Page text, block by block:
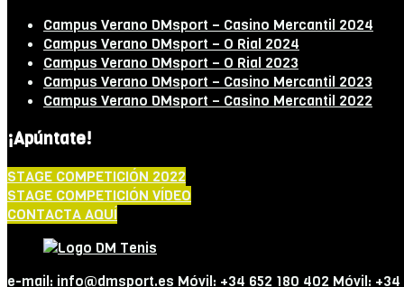
Campus Verano DMsport – Casino Mercantil 2024
Campus Verano DMsport – O Rial 2024
Campus Verano DMsport – O Rial 2023
Campus Verano DMsport – Casino Mercantil 2023
Campus Verano DMsport – Casino Mercantil 2022
¡Apúntate!
STAGE COMPETICIÓN 2022
STAGE COMPETICIÓN VÍDEO
CONTACTA AQUÍ
e-mail: info@dmsport.es Móvil: +34 652 180 402 Móvil: +34